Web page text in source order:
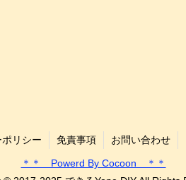
リシー 免責事項 お問い合わせ
＊＊ Powerd By Cocoon ＊＊